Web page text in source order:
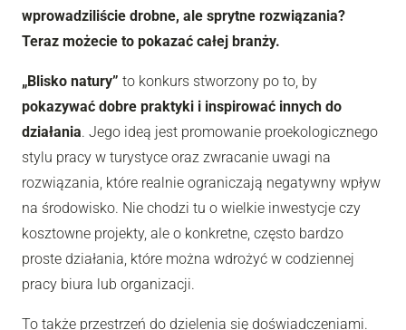
wprowadziliście drobne, ale sprytne rozwiązania?
Teraz możecie to pokazać całej branży.
„Blisko natury” to konkurs stworzony po to, by
pokazywać dobre praktyki i inspirować innych do
działania. Jego ideą jest promowanie proekologicznego
stylu pracy w turystyce oraz zwracanie uwagi na
rozwiązania, które realnie ograniczają negatywny wpływ
na środowisko. Nie chodzi tu o wielkie inwestycje czy
kosztowne projekty, ale o konkretne, często bardzo
proste działania, które można wdrożyć w codziennej
pracy biura lub organizacji.
To także przestrzeń do dzielenia się doświadczeniami.